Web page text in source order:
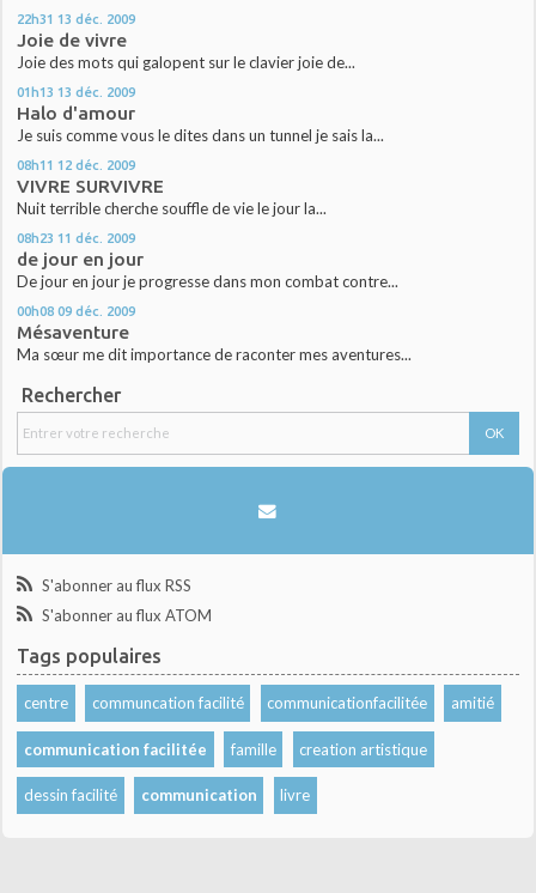
22h31 13 déc. 2009
Joie de vivre
Joie des mots qui galopent sur le clavier joie de...
01h13 13 déc. 2009
Halo d'amour
Je suis comme vous le dites dans un tunnel je sais la...
08h11 12 déc. 2009
VIVRE SURVIVRE
Nuit terrible cherche souffle de vie le jour la...
08h23 11 déc. 2009
de jour en jour
De jour en jour je progresse dans mon combat contre...
00h08 09 déc. 2009
Mésaventure
Ma sœur me dit importance de raconter mes aventures...
Rechercher
S'abonner au flux RSS
S'abonner au flux ATOM
Tags populaires
centre communcation facilité communicationfacilitée amitié
communication facilitée famille creation artistique
dessin facilité communication livre